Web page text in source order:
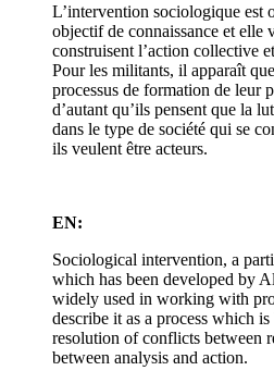
L’intervention sociologique est
objectif de connaissance et elle
construisent l’action collective
Pour les militants, il apparaît
processus de formation de leur
d’autant qu’ils pensent que la
dans le type de société qui se
ils veulent être acteurs.
EN:
Sociological intervention, a
which has been developed by
widely used in working with
describe it as a process which
resolution of conflicts between
between analysis and action.